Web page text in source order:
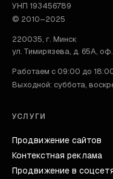
УНП 193456789
© 2010–2025
220035, г. Минск
ул. Тимирязева, д. 65А,
Работаем с 09:00 до
Выходной: суббота,
УСЛУГИ
Продвижение сайтов
Контекстная реклама
Продвижение в